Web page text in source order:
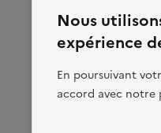
Nous
expérience
En poursuivant
accord avec notre
MINISTÈRES
VILLE ET